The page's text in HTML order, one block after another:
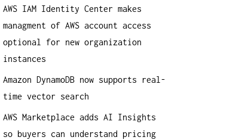
AWS IAM Identity Center makes
managment of AWS account access
optional for new organization
instances
Amazon DynamoDB now supports real-
time vector search
AWS Marketplace adds AI Insights
so buyers can understand pricing